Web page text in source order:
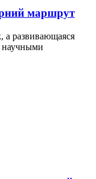
маршрут
развивающаяся
научными